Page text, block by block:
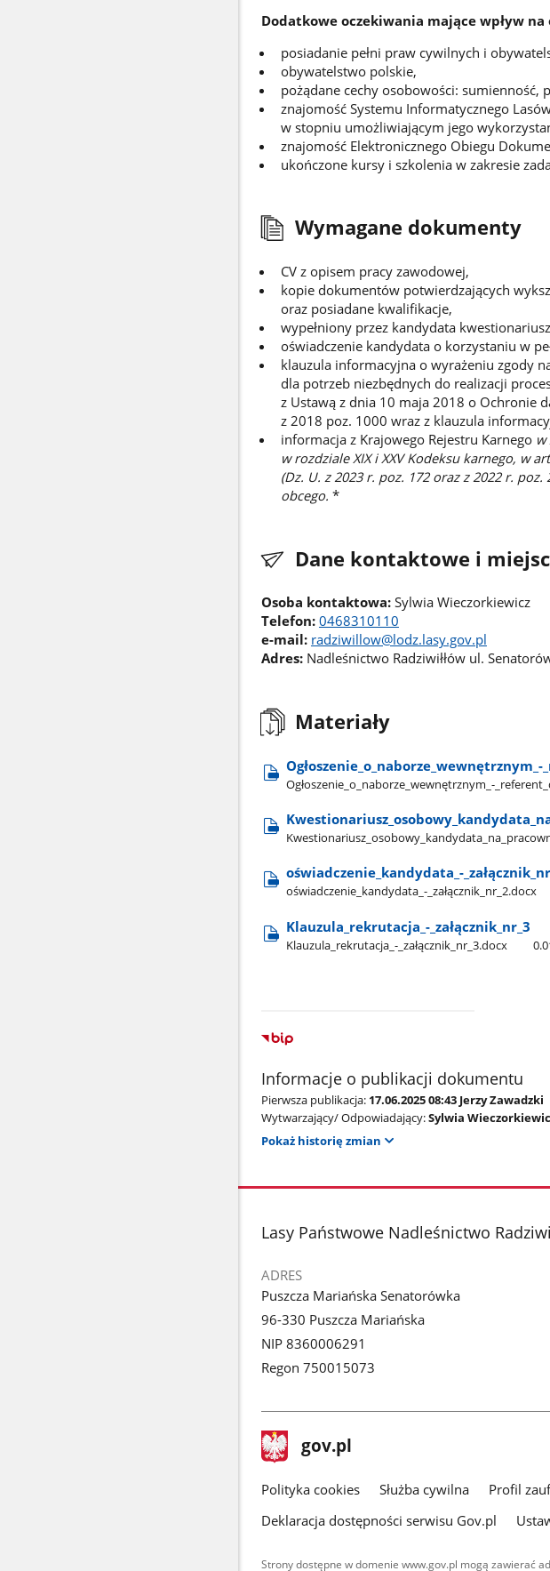
Dodatkowe oczekiwania mające wpływ
posiadanie pełni praw cywilnych i
obywatelstwo polskie,
pożądane cechy osobowości:
znajomość Systemu Informatycznego
w stopniu umożliwiającym jego
znajomość Elektronicznego Obiegu
ukończone kursy i szkolenia w zakresie
Wymagane dokumenty
CV z opisem pracy zawodowej,
kopie dokumentów potwierdzających
oraz posiadane kwalifikacje,
wypełniony przez kandydata
oświadczenie kandydata o korzystaniu w
klauzula informacyjna o wyrażeniu zgody
dla potrzeb niezbędnych do realizacji
z Ustawą z dnia 10 maja 2018 o Ochronie
z 2018 poz. 1000 wraz z klauzula
informacja z Krajowego Rejestru Karnego
w rozdziale XIX i XXV Kodeksu karnego, w
(Dz. U. z 2023 r. poz. 172 oraz z 2022 r.
obcego. *
Dane kontaktowe i
Osoba kontaktowa:Sylwia Wieczorkiewicz
Telefon: 0468310110
e-mail: radziwillow@lodz.lasy.gov.pl
Adres:Nadleśnictwo Radziwiłłów ul.
Materiały
Ogłoszenie​_o​_naborze​_wewnętrznym​_-​
oświadczenie​_kandydata​_-​
oświadczenie​_kandydata​_-​_załącznik​_nr​_2.docx
Klauzula​_rekrutacja​_-​_załącznik​_nr​_3
Klauzula​_rekrutacja​_-​_załącznik​_nr​_3.docx
Informacje o publikacji dokumentu
Pierwsza publikacja: 17.06.2025 08:43 Jerzy Zawadzki
Wytwarzający/ Odpowiadający:Sylwia
Pokaż historię zmian
stopka
Lasy Państwowe Nadleśnictwo
ADRES
Puszcza Mariańska Senatorówka
96-330 Puszcza Mariańska
NIP 8360006291
Regon 750015073
stopka
gov.pl Strona
gov.pl
gov.pl
Polityka cookies Służba cywilna Profil
Deklaracja dostępności serwisu Gov.pl
Strony dostępne w domenie www.gov.pl mogą zawierać